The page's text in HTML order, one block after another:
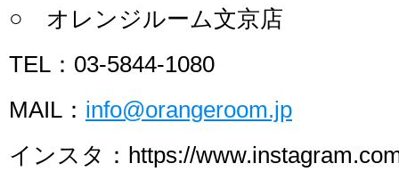
○ オレンジルーム文京店
TEL：03-5844-1080
MAIL： info@orangeroom.jp
インスタ：https://